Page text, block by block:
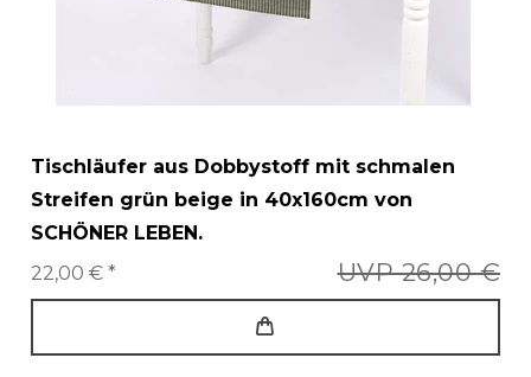
Tischläufer aus Dobbystoff mit schmalen
Streifen grün beige in 40x160cm von
SCHÖNER LEBEN.
UVP 26,00 €
22,00 € *